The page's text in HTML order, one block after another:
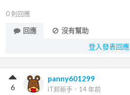
0 則回應
回應
沒有幫助
登入發表回應
panny601299
iT邦新手 ． 14 年前
6